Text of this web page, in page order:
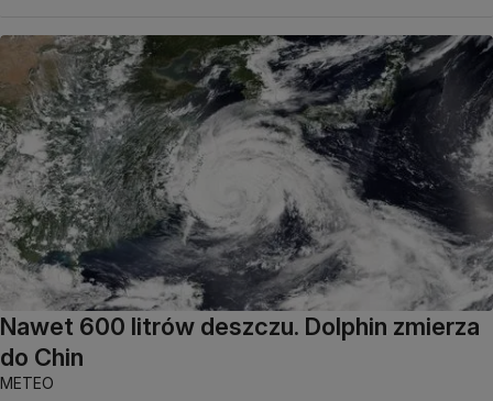
Nawet 600 litrów deszczu. Dolphin zmierza
do Chin
METEO